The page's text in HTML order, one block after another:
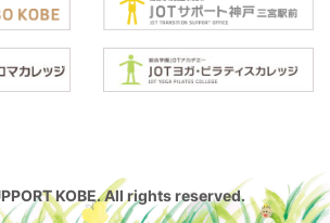
KOBE. All rights reserved.